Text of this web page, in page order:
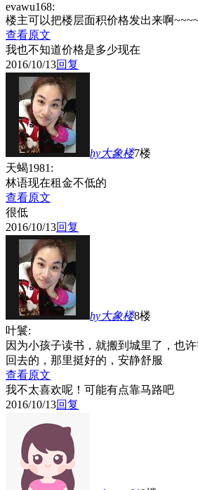
evawu168:
楼主可以把楼层面积价格发出来啊
查看原文
我也不知道价格是多少现在
2016/10/13回复
hy大象楼7楼
天蝎1981:
林语现在租金不低的
查看原文
很低
2016/10/13回复
hy大象楼8楼
叶鬟:
因为小孩子读书，就搬到城里了，也
回去的，那里挺好的，安静舒服
查看原文
我不太喜欢呢！可能有点靠马路吧
2016/10/13回复